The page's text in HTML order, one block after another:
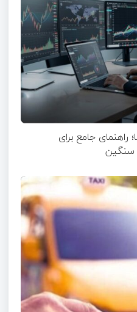
راهنمای جامع برای
سنگین